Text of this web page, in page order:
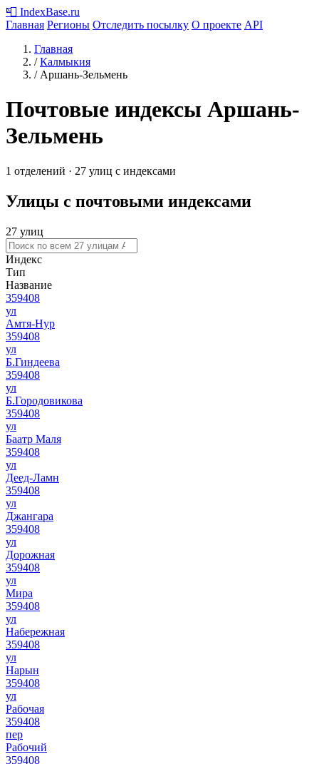
📮 IndexBase.ru
Главная Регионы Отследить посылку О проекте API
Главная
/ Калмыкия
/ Аршань-Зельмень
Почтовые индексы Аршань-
Зельмень
1 отделений · 27 улиц с индексами
Улицы с почтовыми индексами
27 улиц
Индекс
Тип
Название
359408
ул
Амтя-Нур
359408
ул
Б.Гиндеева
359408
ул
Б.Городовикова
359408
ул
Баатр Маля
359408
ул
Деед-Ламн
359408
ул
Джангара
359408
ул
Дорожная
359408
ул
Мира
359408
ул
Набережная
359408
ул
Нарын
359408
ул
Рабочая
359408
пер
Рабочий
359408